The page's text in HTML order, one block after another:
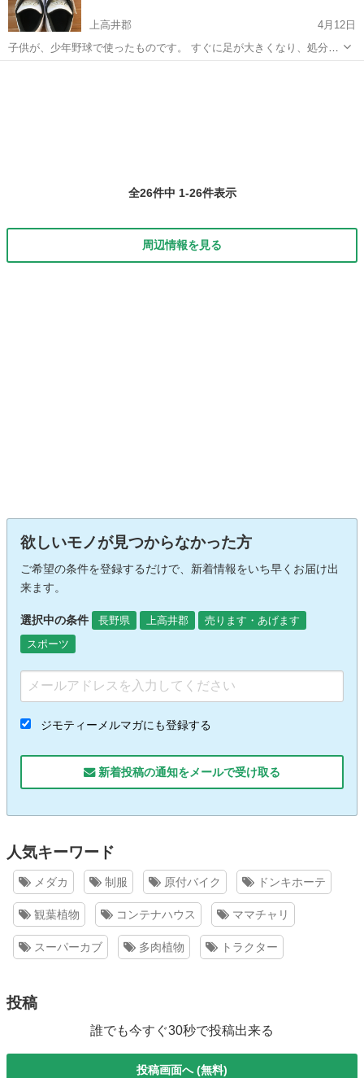
上高井郡
4月12日
子供が、少年野球で使ったものです。 すぐに足が大きくなり、処分す
るにはもったいないため出品します。 洗いましたが、多少汚れていま
全26件中 1-26件表示
周辺情報を見る
欲しいモノが見つからなかった方
ご希望の条件を登録するだけで、新着情報をいち早くお届け出
来ます。
選択中の条件 長野県 上高井郡
売ります・あげます
スポーツ
ジモティーメルマガにも登録する
新着投稿の通知をメールで受け取る
人気キーワード
メダカ 制服 原付バイク ドンキホーテ
観葉植物 コンテナハウス ママチャリ
スーパーカブ 多肉植物 トラクター
投稿
誰でも今すぐ30秒で投稿出来る
投稿画面へ (無料)